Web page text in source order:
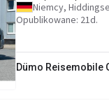
Niemcy,
Opublikowane: 21d.
Dümo Reisemobile